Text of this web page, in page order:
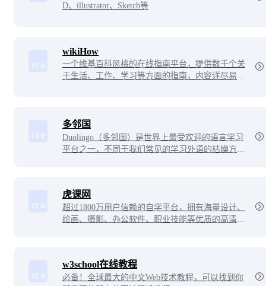
D、illustrator、Sketch等
wikiHow
一个维基百科风格的在线指南平台，提供数千个关
于生活、工作、学习等方面的指南，内容详尽易
让知识分享变得更加轻松和便捷。
多邻国
Duolingo（多邻国）是世界上最受欢迎的语言学习
平台之一，不同于我们常见的学习外语的枯燥方
虎课网
超过1800万用户信赖的自学平台，拥有海量设计、
绘画、摄影、办公软件、职业技能等优质的高清教
w3school在线教程
必备！全球最大的中文Web技术教程，可以找到你